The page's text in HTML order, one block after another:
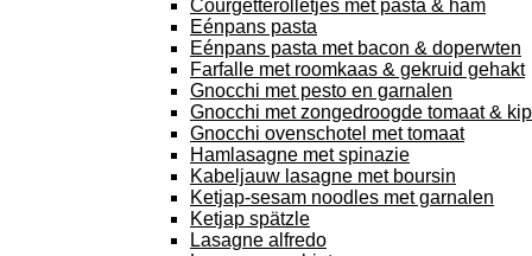
Courgetterolletjes met pasta & ham
Eénpans pasta
Eénpans pasta met bacon & doperwten
Farfalle met roomkaas & gekruid gehakt
Gnocchi met pesto en garnalen
Gnocchi met zongedroogde tomaat & kip
Gnocchi ovenschotel met tomaat
Hamlasagne met spinazie
Kabeljauw lasagne met boursin
Ketjap-sesam noodles met garnalen
Ketjap spätzle
Lasagne alfredo